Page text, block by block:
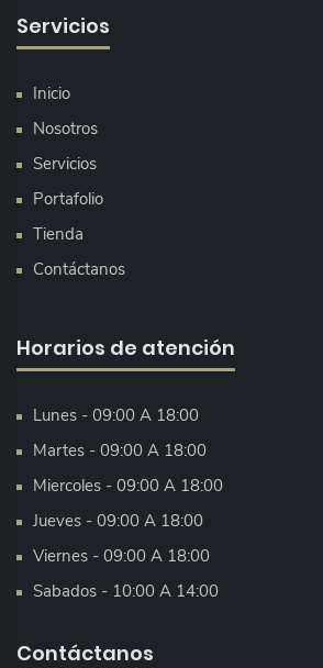
Servicios
Inicio
Nosotros
Servicios
Portafolio
Tienda
Contáctanos
Horarios de atención
Lunes - 09:00 A 18:00
Martes - 09:00 A 18:00
Miercoles - 09:00 A 18:00
Jueves - 09:00 A 18:00
Viernes - 09:00 A 18:00
Sabados - 10:00 A 14:00
Contáctanos